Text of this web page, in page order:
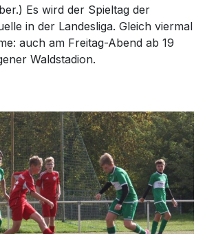
Es wird der Spieltag der
in der Landesliga. Gleich viermal
auch am Freitag-Abend ab 19
Waldstadion.